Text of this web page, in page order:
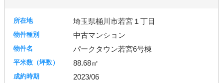
埼玉県桶川市若宮１丁目
中古マンション
パークタウン若宮6号棟
88.68㎡
2023/06